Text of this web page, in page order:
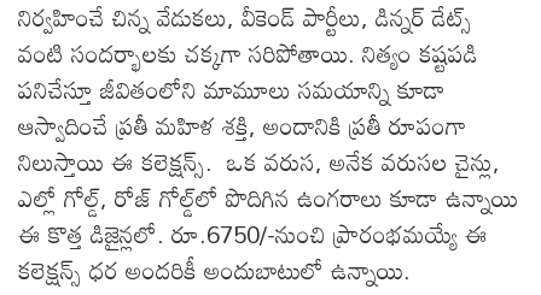
నిర్వహించే చిన్న వేడుకలు, వీకెండ్‌ పార్టీలు, డిన్నర్‌ డేట్స్‌
వంటి సందర్భాలకు చక్కగా సరిపోతాయి. నిత్యం కష్టపడి
పనిచేస్తూ జీవితంలోని మామూలు సమయాన్ని కూడా
ఆస్వాదించే ప్రతీ మహిళ శక్తి, అందానికి ప్రతీ రూపంగా
నిలుస్తాయి ఈ కలెక్షన్స్. ఒక వరుస, అనేక వరుసల చైన్లు,
ఎల్లో గోల్డ్‌, రోజ్‌ గోల్డ్‌లో పొదిగిన ఉంగరాలు కూడా ఉన్నాయి
ఈ కొత్త డిజైన్లలో. రూ.6750/-నుంచి ప్రారంభమయ్యే ఈ
కలెక్షన్స్ ధర అందరికీ అందుబాటులో ఉన్నాయి.